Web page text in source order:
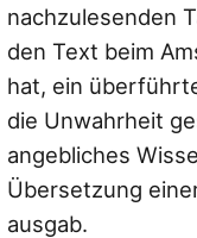
nachzulesenden
den Text beim
hat, ein
die Unwahrheit
angebliches
Übersetzung
ausgab.